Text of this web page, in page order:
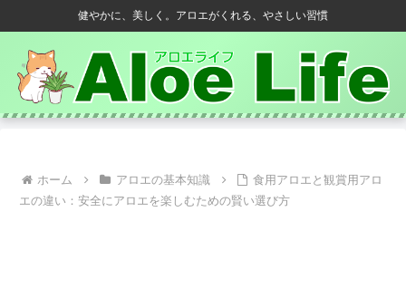
健やかに、美しく。アロエがくれる、やさしい習慣
ホーム アロエの基本知識
食用アロエと観賞用アロ
エの違い：安全にアロエを楽しむための賢い選び方